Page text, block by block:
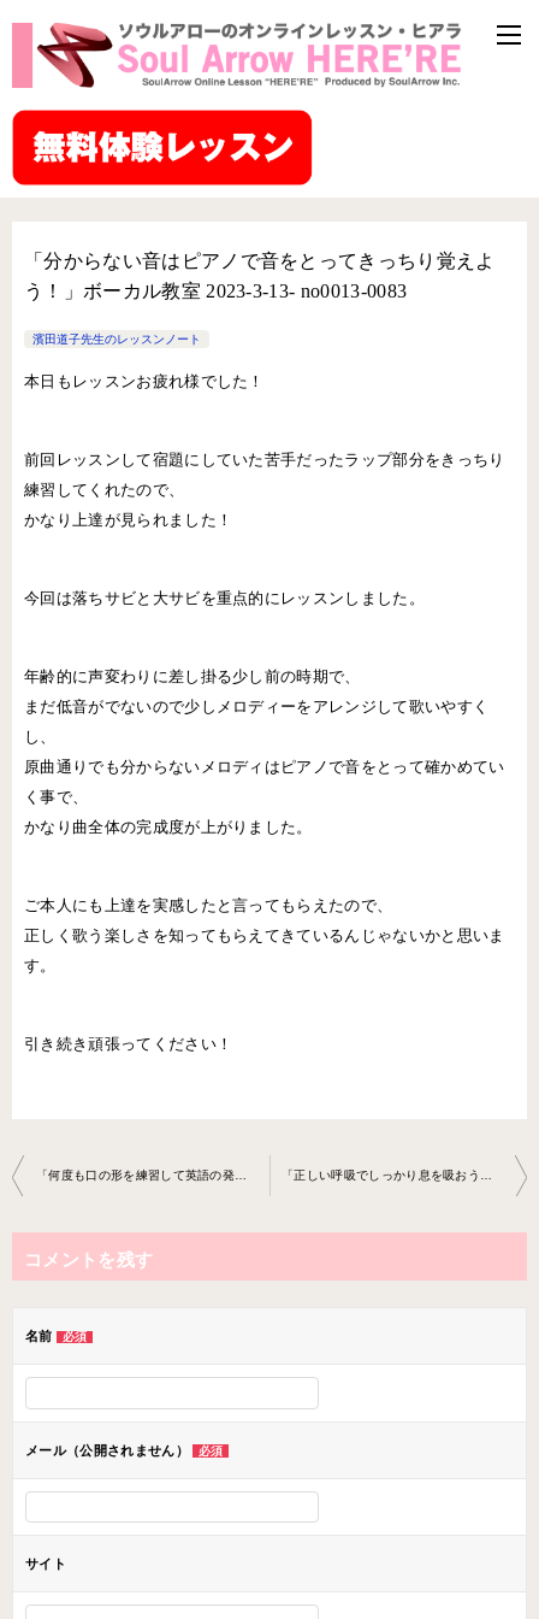
「分からない音はピアノで音をとってきっちり覚えよ
う！」ボーカル教室 2023-3-13- ­no0013-­0083
濱田道子先生のレッスンノート
本日もレッスンお疲れ様でした！
前回レッスンして宿題にしていた苦手だったラップ部分をきっちり
練習してくれたので、
かなり上達が見られました！
今回は落ちサビと大サビを重点的にレッスンしました。
年齢的に声変わりに差し掛る少し前の時期で、
まだ低音がでないので少しメロディーをアレンジして歌いやすく
し、
原曲通りでも分からないメロディはピアノで音をとって確かめてい
く事で、
かなり曲全体の完成度が上がりました。
ご本人にも上達を実感したと言ってもらえたので、
正しく歌う楽しさを知ってもらえてきているんじゃないかと思いま
す。
引き続き頑張ってください！
投
稿
ナ
ビ
ョ
ン
「何度も口の形を練習して英語の発音を定着させましょう！」ボーカル教室 2023-3-1 3-­no0013-­0084 「正しい呼吸でしっかり息を吸おう」ボーカル教室 2023-3-15-­no0013-­0082
コメントを残す
名前 必須
メール（公開されません） 必須
サイト